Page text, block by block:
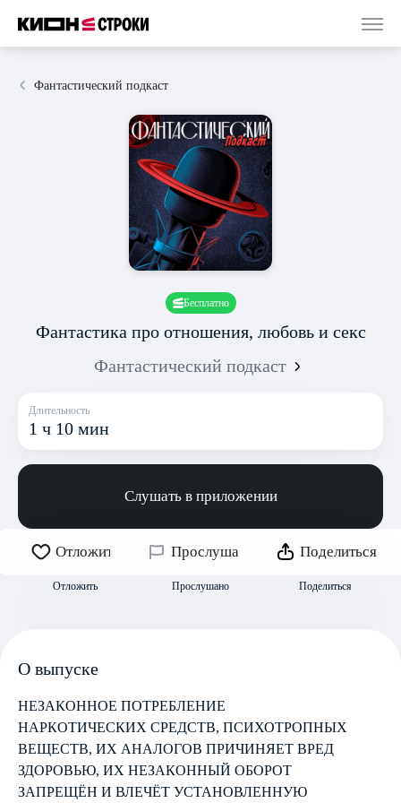
Фантастический подкаст
Бесплатно
Фантастика про отношения, любовь и секс
Фантастический подкаст
Длительность
1 ч 10 мин
Слушать в приложении
Отложить
Отложить
Прослушано
Прослушано
Поделиться
Поделиться
О выпуске
НЕЗАКОННОЕ ПОТРЕБЛЕНИЕ
НАРКОТИЧЕСКИХ СРЕДСТВ, ПСИХОТРОПНЫХ
ВЕЩЕСТВ, ИХ АНАЛОГОВ ПРИЧИНЯЕТ ВРЕД
ЗДОРОВЬЮ, ИХ НЕЗАКОННЫЙ ОБОРОТ
ЗАПРЕЩЁН И ВЛЕЧЁТ УСТАНОВЛЕННУЮ